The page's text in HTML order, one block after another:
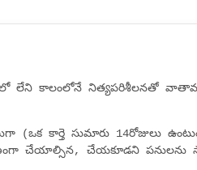
లేని కాలంలోనే నిత్యపరిశీలనతో
(ఒక కార్తె సుమారు 14రోజులు
చేయాల్సిన, చేయకూడని పనులను